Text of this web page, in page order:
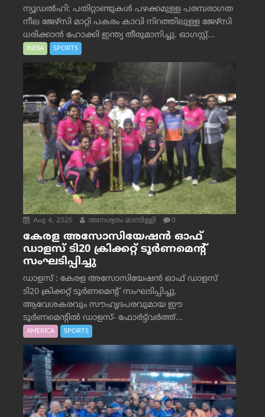
ന്യൂഡൽഹി: പതിറ്റാണ്ടുകൾ പഴക്കമുള്ള പരമ്പരാഗത
നീല ജേഴ്‌സി മാറ്റി പകരം കാവി നിറത്തിലുള്ള ജേഴ്‌സി
ധരിക്കാൻ ഹോക്കി ഇന്ത്യ തീരുമാനിച്ചു. ഓഗസ്റ്റ്...
INDIA SPORTS
Aug 4, 2026 അനശ്വരം മാമ്പിള്ളി 0
കേരള അസോസിയേഷൻ ഓഫ്
ഡാളസ് ടി20 ക്രിക്കറ്റ് ടൂർണമെന്റ്
സംഘടിപ്പിച്ചു
ഡാളസ് : കേരള അസോസിയേഷൻ ഓഫ് ഡാളസ്
ടി20 ക്രിക്കറ്റ് ടൂർണമെന്റ് സംഘടിപ്പിച്ചു.
ആവേശകരവും സൗഹൃദപരവുമായ ഈ
ടൂർണമെന്റിൽ ഡാളസ്- ഫോർട്ട്‌വര്‍ത്ത്...
AMERICA SPORTS